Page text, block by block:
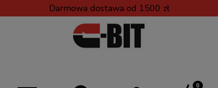
Darmowa dostawa od 1500 zł